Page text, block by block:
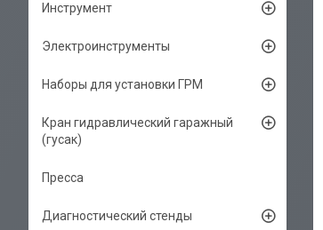
Инструмент
Электроинструменты
Наборы для установки ГРМ
Кран гидравлический гаражный
(гусак)
Пресса
Диагностический стенды